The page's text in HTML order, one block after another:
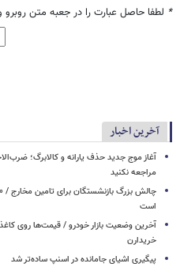
* لطفا حاصل عبارت را در جعبه متن روبرو
آخرین اخبار
آغاز موج جدید حذف یارانه و کالابرگ؛
مراجعه نکنید
است
آخرین وضعیت بازار خودرو / قیمت‌ها روی
خریدارن
پیگیری اشیای جامانده در اسنپ ساده‌تر شد